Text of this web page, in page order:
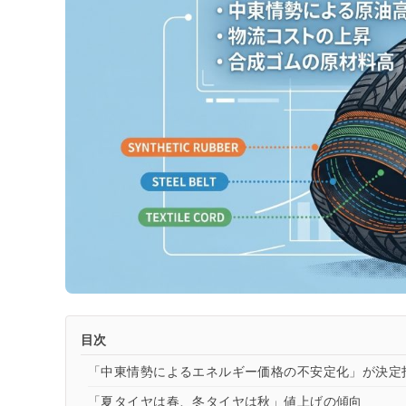
目次
「中東情勢によるエネルギー価格の不安定化」が決定
「夏タイヤは春、冬タイヤは秋」値上げの傾向